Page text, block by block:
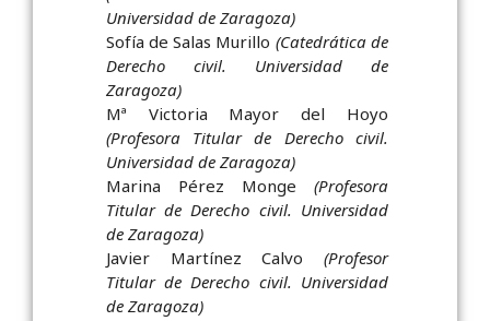
Universidad de Zaragoza)
Sofía de Salas Murillo (Catedrática de
Derecho civil. Universidad de
Zaragoza)
Mª Victoria Mayor del Hoyo
(Profesora Titular de Derecho civil.
Universidad de Zaragoza)
Marina Pérez Monge (Profesora
Titular de Derecho civil. Universidad
de Zaragoza)
Javier Martínez Calvo (Profesor
Titular de Derecho civil. Universidad
de Zaragoza)